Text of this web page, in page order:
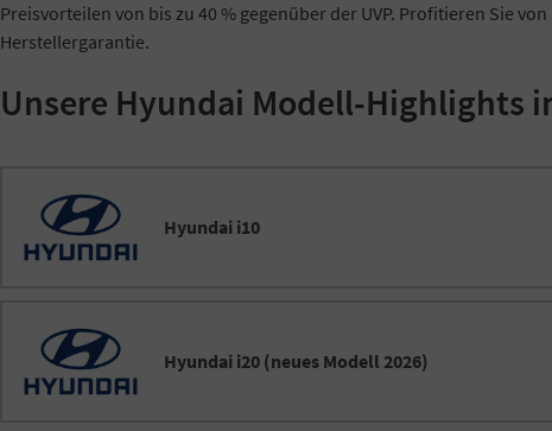
Preisvorteilen von bis zu 40 % gegenüber der UVP. Profitieren Sie
Herstellergarantie.
Unsere Hyundai Modell-Highlights
Hyundai i10
Hyundai i20 (neues Modell 2026)